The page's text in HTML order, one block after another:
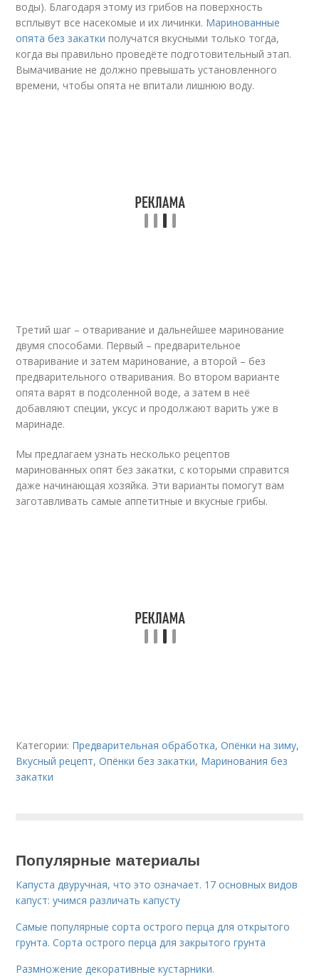
воды). Благодаря этому из грибов на поверхность
всплывут все насекомые и их личинки. Маринованные
опята без закатки получатся вкусными только тогда,
когда вы правильно проведёте подготовительный этап.
Вымачивание не должно превышать установленного
времени, чтобы опята не впитали лишнюю воду.
Третий шаг – отваривание и дальнейшее маринование
двумя способами. Первый – предварительное
отваривание и затем маринование, а второй – без
предварительного отваривания. Во втором варианте
опята варят в подсоленной воде, а затем в неё
добавляют специи, уксус и продолжают варить уже в
маринаде.
Мы предлагаем узнать несколько рецептов
маринованных опят без закатки, с которыми справится
даже начинающая хозяйка. Эти варианты помогут вам
заготавливать самые аппетитные и вкусные грибы.
Категории: Предварительная обработка,Опёнки на зиму,
Вкусный рецепт,Опёнки без закатки, Маринования без
закатки
Популярные материалы
Капуста двуручная, что это означает. 17 основных видов
капуст: учимся различать капусту
Самые популярные сорта острого перца для открытого
грунта. Сорта острого перца для закрытого грунта
Размножение декоративные кустарники.